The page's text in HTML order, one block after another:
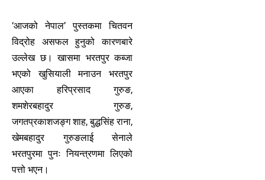
‘आजको नेपाल’ पुस्तकमा चितवन
विद्रोह असफल हुनुको कारणबारे
उल्लेख छ। खासमा भरतपुर कब्जा
भएको खुसियाली मनाउन भरतपुर
आएका हरिप्रसाद गुरुङ,
शमशेरबहादुर गुरुङ,
जगतप्रकाशजङ्ग शाह, बुद्धसिंह राना,
खेमबहादुर गुरुङलाई सेनाले
भरतपुरमा पुनः नियन्त्रणमा लिएको
पत्तो भएन।